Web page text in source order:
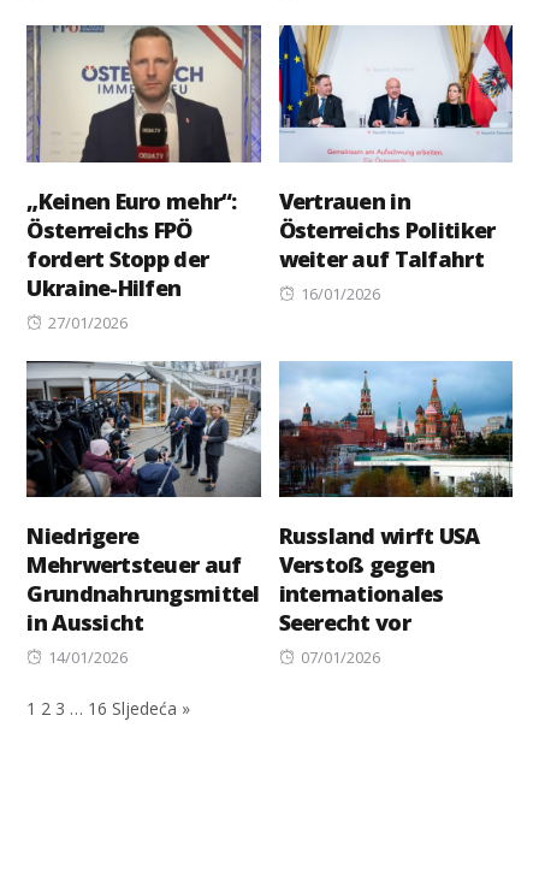
„Keinen Euro mehr“:
Österreichs FPÖ
fordert Stopp der
Ukraine-Hilfen
Posted
27/01/2026
Vertrauen in
Österreichs Politiker
weiter auf Talfahrt
Posted
16/01/2026
Niedrigere
Mehrwertsteuer auf
Grundnahrungsmittel
in Aussicht
Posted
14/01/2026
Russland wirft USA
Verstoß gegen
internationales
Seerecht vor
Posted
07/01/2026
1 2 3 … 16 Sljedeća »